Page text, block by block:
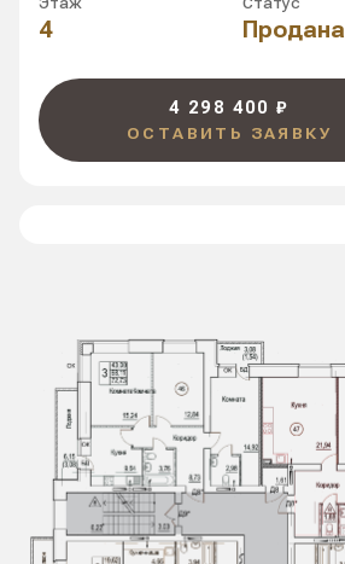
4 Продана
4 298 400 ₽
ОСТАВИТЬ ЗАЯВКУ